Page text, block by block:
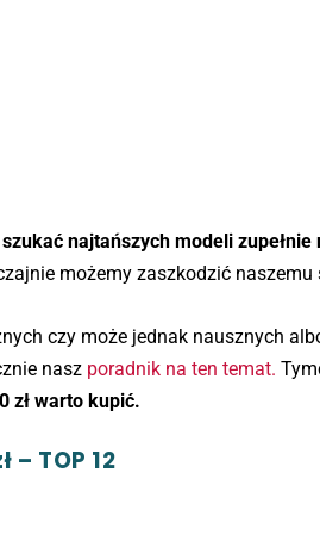
najtańszych modeli zupełnie
możemy zaszkodzić naszemu
czy może jednak nausznych
nasz poradnik na ten temat.
zł warto kupić.
TOP 12